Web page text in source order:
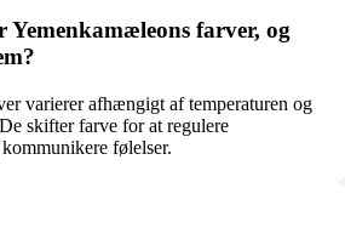
farver, og
varierer afhængigt af temperaturen og
skifter farve for at regulere
følelser.